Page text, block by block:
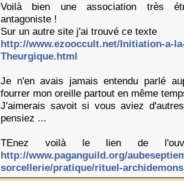
Voilà bien une association très
antagoniste !
Sur un autre site j'ai trouvé ce texte
http://www.ezooccult.net/Initiation-a-
Theurgique.html
Je n'en avais jamais entendu parlé
fourrer mon oreille partout en même
J'aimerais savoit si vous aviez
pensiez ...
TEnez voilà le lien de
http://www.paganguild.org/
sorcellerie/pratique/rituel-